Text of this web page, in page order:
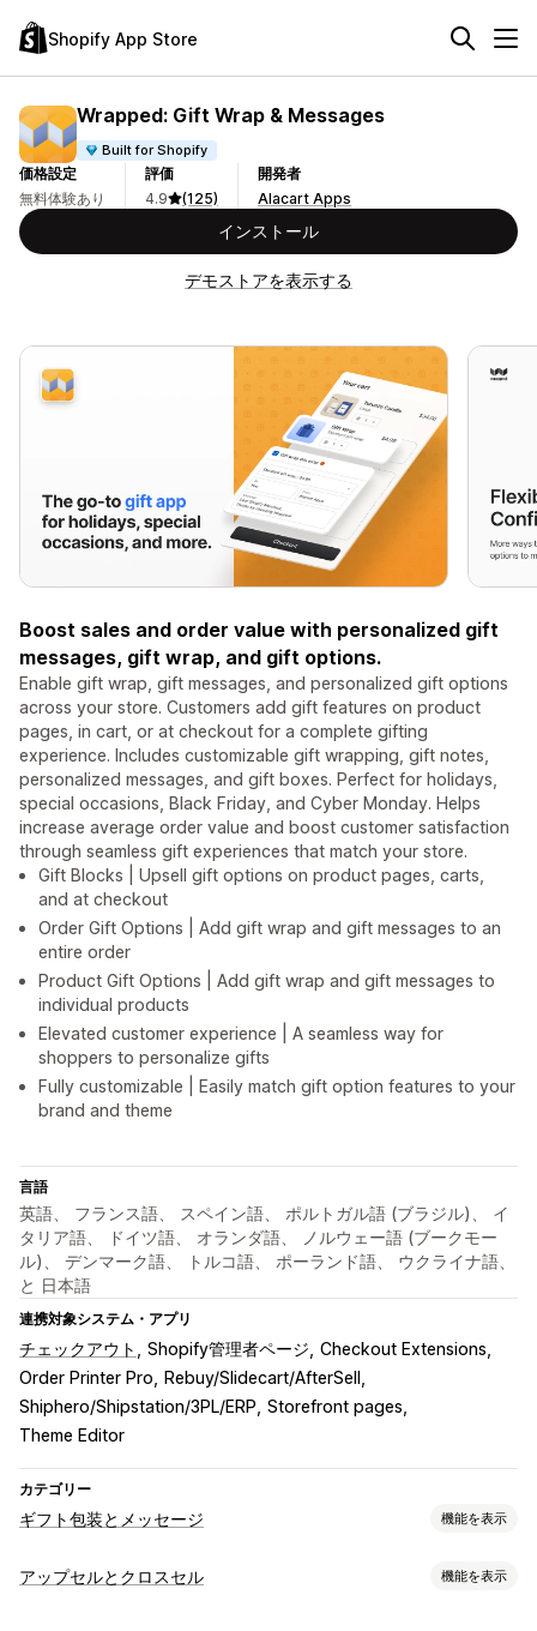
Shopify App Store
Wrapped: Gift Wrap & Messages
Built for Shopify
価格設定
無料体験あり
評価
4.9
(125)
開発者
Alacart Apps
インストール
デモストアを表示する
Boost sales and order value with personalized gift
messages, gift wrap, and gift options.
Enable gift wrap, gift messages, and personalized gift options
across your store. Customers add gift features on product
pages, in cart, or at checkout for a complete gifting
experience. Includes customizable gift wrapping, gift notes,
personalized messages, and gift boxes. Perfect for holidays,
special occasions, Black Friday, and Cyber Monday. Helps
increase average order value and boost customer satisfaction
through seamless gift experiences that match your store.
Gift Blocks | Upsell gift options on product pages, carts,
and at checkout
Order Gift Options | Add gift wrap and gift messages to an
entire order
Product Gift Options | Add gift wrap and gift messages to
individual products
Elevated customer experience | A seamless way for
shoppers to personalize gifts
Fully customizable | Easily match gift option features to your
brand and theme
言語
英語、 フランス語、 スペイン語、 ポルトガル語 (ブラジル)、 イ
タリア語、 ドイツ語、 オランダ語、 ノルウェー語 (ブークモー
ル)、 デンマーク語、 トルコ語、 ポーランド語、 ウクライナ語、
と 日本語
連携対象システム・アプリ
チェックアウト Shopify管理者ページ Checkout Extensions
Order Printer Pro
Rebuy/Slidecart/AfterSell
Shiphero/Shipstation/3PL/ERP Storefront pages
Theme Editor
カテゴリー
ギフト包装とメッセージ 機能を表示
ギフトオプション
アップセルとクロスセル 機能を表示